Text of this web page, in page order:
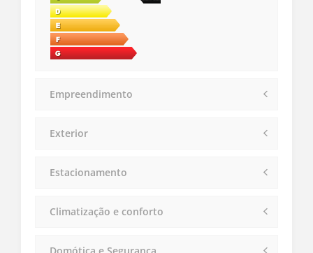
Empreendimento
Exterior
Estacionamento
Climatização e conforto